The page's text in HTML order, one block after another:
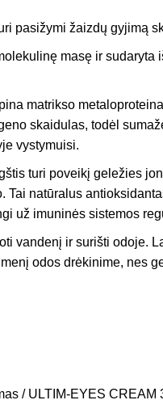
pasižymi žaizdų gyjimą
masę ir
matrikso
skaidulas, todėl
vystymuisi.
turi poveikį geležies
natūralus
už imuninės sistemos
vandenį ir surišti odoje.
odos drėkinime, nes
/ ULTIM-EYES CREAM